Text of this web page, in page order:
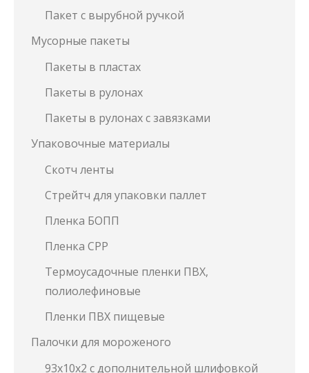
Пакет с вырубной ручкой
Мусорные пакеты
Пакеты в пластах
Пакеты в рулонах
Пакеты в рулонах с завязками
Упаковочные материалы
Скотч ленты
Стрейтч для упаковки паллет
Пленка БОПП
Пленка СРР
Термоусадочные пленки ПВХ,
полиолефиновые
Пленки ПВХ пищевые
Палочки для мороженого
93х10х2 с дополнительной шлифовкой